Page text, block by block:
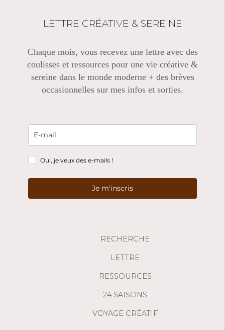
LETTRE CRÉATIVE & SEREINE
Chaque mois, vous recevez une lettre avec des
coulisses et ressources pour une vie créative &
sereine dans le monde moderne + des brèves
occasionnelles sur mes infos et sorties.
Oui, je veux des e-mails !
Je m'inscris
RECHERCHE
LETTRE
RESSOURCES
24 SAISONS
VOYAGE CRÉATIF